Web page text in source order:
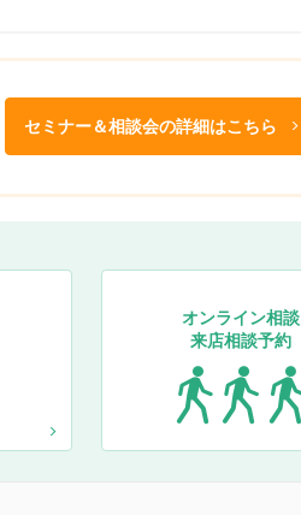
セミナー＆相談会の詳細はこちら
オンライン相談
来店相談予約